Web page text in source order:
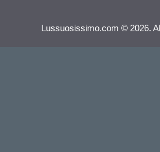
Lussuosissimo.com © 2026.